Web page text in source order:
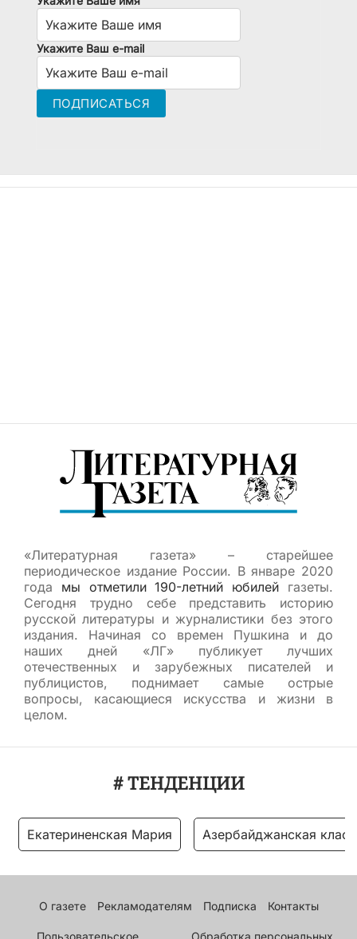
Укажите Ваш e-mail
«Литературная газета» – старейшее
периодическое издание России. В январе 2020
года мы отметили 190-летний юбилей газеты.
Сегодня трудно себе представить историю
русской литературы и журналистики без этого
издания. Начиная со времен Пушкина и до
наших дней «ЛГ» публикует лучших
отечественных и зарубежных писателей и
публицистов, поднимает самые острые
вопросы, касающиеся искусства и жизни в
целом.
# ТЕНДЕНЦИИ
Екатериненская Мария Азербайджанская
О газете Рекламодателям Подписка Контакты